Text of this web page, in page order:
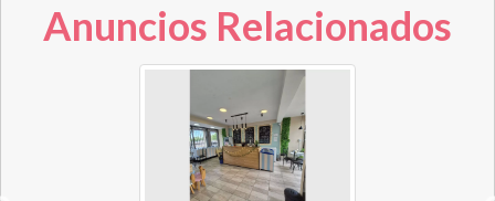
Anuncios Relacionados